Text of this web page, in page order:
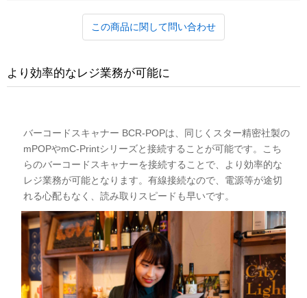
この商品に関して問い合わせ
より効率的なレジ業務が可能に
バーコードスキャナー BCR-POPは、同じくスター精密社製の
mPOPやmC-Printシリーズと接続することが可能です。こち
らのバーコードスキャナーを接続することで、より効率的な
レジ業務が可能となります。有線接続なので、電源等が途切
れる心配もなく、読み取りスピードも早いです。